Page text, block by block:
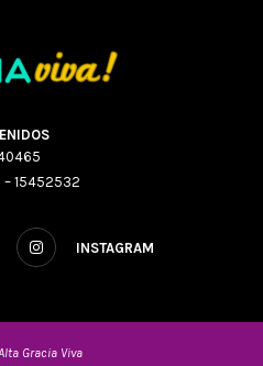
15452532
INSTAGRAM
Gracia Viva